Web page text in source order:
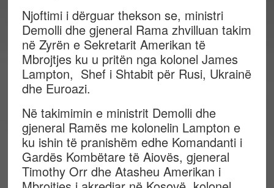
Njoftimi i dërguar thekson se, ministri
Demolli dhe gjeneral Rama zhvilluan takim
në Zyrën e Sekretarit Amerikan të
Mbrojtjes ku u pritën nga kolonel James
Lampton, Shef i Shtabit për Rusi, Ukrainë
dhe Euroazi.
Në takimimin e ministrit Demolli dhe
gjeneral Ramës me kolonelin Lampton e
ku ishin të pranishëm edhe Komandanti i
Gardës Kombëtare të Aiovës, gjeneral
Timothy Orr dhe Atasheu Amerikan i